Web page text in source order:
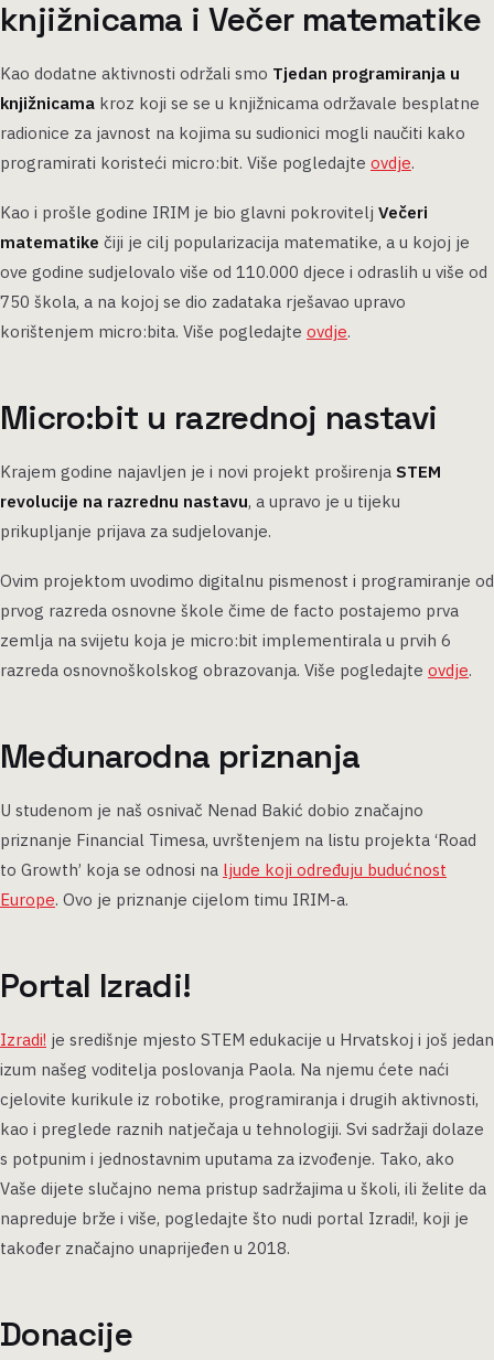
knjižnicama i Večer matematike
Kao dodatne aktivnosti održali smo Tjedan programiranja u
knjižnicama kroz koji se se u knjižnicama održavale besplatne
radionice za javnost na kojima su sudionici mogli naučiti kako
programirati koristeći micro:bit. Više pogledajte ovdje.
Kao i prošle godine IRIM je bio glavni pokrovitelj Večeri
matematike čiji je cilj popularizacija matematike, a u kojoj je
ove godine sudjelovalo više od 110.000 djece i odraslih u više od
750 škola, a na kojoj se dio zadataka rješavao upravo
korištenjem micro:bita. Više pogledajte ovdje.
Micro:bit u razrednoj nastavi
Krajem godine najavljen je i novi projekt proširenja STEM
revolucije na razrednu nastavu, a upravo je u tijeku
prikupljanje prijava za sudjelovanje.
Ovim projektom uvodimo digitalnu pismenost i programiranje od
prvog razreda osnovne škole čime de facto postajemo prva
zemlja na svijetu koja je micro:bit implementirala u prvih 6
razreda osnovnoškolskog obrazovanja. Više pogledajte ovdje.
Međunarodna priznanja
U studenom je naš osnivač Nenad Bakić dobio značajno
priznanje Financial Timesa, uvrštenjem na listu projekta ‘Road
to Growth’ koja se odnosi na ljude koji određuju budućnost
Europe. Ovo je priznanje cijelom timu IRIM-a.
Portal Izradi!
Izradi! je središnje mjesto STEM edukacije u Hrvatskoj i još jedan
izum našeg voditelja poslovanja Paola. Na njemu ćete naći
cjelovite kurikule iz robotike, programiranja i drugih aktivnosti,
kao i preglede raznih natječaja u tehnologiji. Svi sadržaji dolaze
s potpunim i jednostavnim uputama za izvođenje. Tako, ako
Vaše dijete slučajno nema pristup sadržajima u školi, ili želite da
napreduje brže i više, pogledajte što nudi portal Izradi!, koji je
također značajno unaprijeđen u 2018.
Donacije